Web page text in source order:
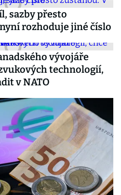
sazby přesto
rozhoduje jiné číslo
vývojáře
technologií,
v NATO